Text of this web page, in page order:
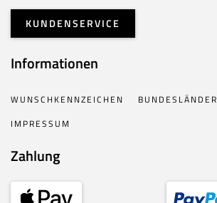
KUNDENSERVICE
Informationen
WUNSCHKENNZEICHEN BUNDESLÄNDER
IMPRESSUM
Zahlung